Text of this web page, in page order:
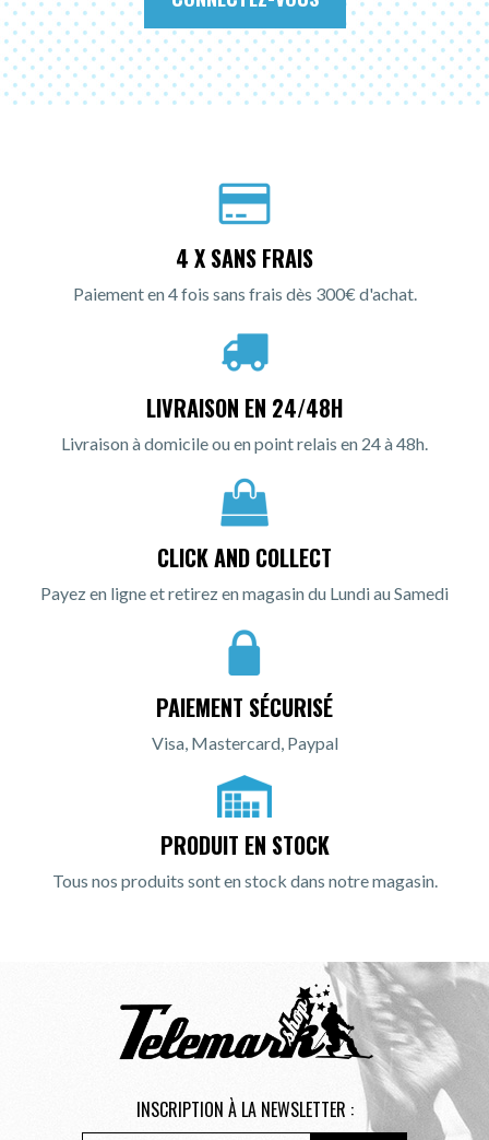
4 X SANS FRAIS
Paiement en 4 fois sans frais dès 300€ d'achat.
LIVRAISON EN 24/48H
Livraison à domicile ou en point relais en 24 à 48h.
CLICK AND COLLECT
Payez en ligne et retirez en magasin du Lundi au Samedi
PAIEMENT SÉCURISÉ
Visa, Mastercard, Paypal
PRODUIT EN STOCK
Tous nos produits sont en stock dans notre magasin.
INSCRIPTION À LA NEWSLETTER :